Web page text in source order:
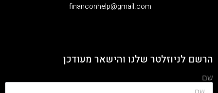
‫financonhelp@gmail.com‬
הרשם לניוזלטר שלנו והישאר מעודכן
שם